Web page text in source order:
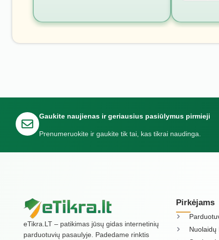
Gaukite naujienas ir geriausius pasiūlymus pirmieji
Prenumeruokite ir gaukite tik tai, kas tikrai naudinga.
eTikra.LT – patikimas jūsų gidas internetinių
parduotuvių pasaulyje. Padedame rinktis
Pirkėjams
Nuolaidų